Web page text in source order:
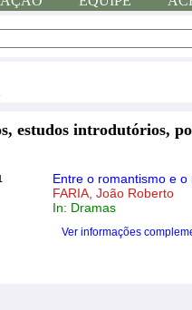
estudos introdutórios,
Entre o romantismo e
FARIA, João Roberto
In: Dramas
Ver informações